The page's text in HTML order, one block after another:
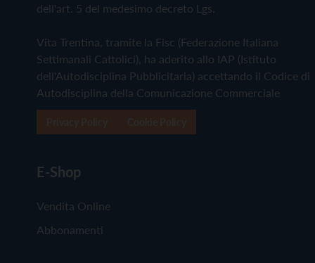
dell'art. 5 del medesimo decreto Lgs.
Vita Trentina, tramite la Fisc (Federazione Italiana
Settimanali Cattolici), ha aderito allo IAP (Istituto
dell'Autodisciplina Pubblicitaria) accettando il Codice di
Autodisciplina della Comunicazione Commerciale
E-Shop
Vendita Online
Abbonamenti